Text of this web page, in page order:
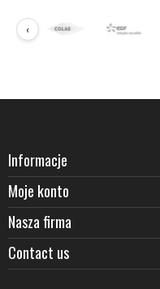
Liny: materiały i długości
: wygląd
Końcówki
według pożądanej
Głowice słupków
Kulki złote, chromowane,
determinuje charakter
wybierajcie płaskie lub
nierdzewnej. Do
‹
Informacje
Moje konto
Nasza firma
Contact us